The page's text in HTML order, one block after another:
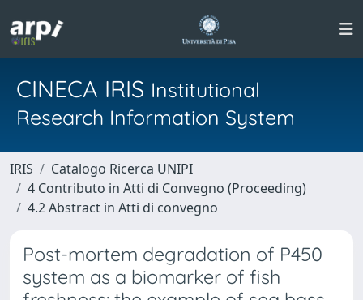
CINECA IRIS Institutional
Research Information System
IRIS
Catalogo Ricerca UNIPI
4 Contributo in Atti di Convegno (Proceeding)
4.2 Abstract in Atti di convegno
Post-mortem degradation of P450
system as a biomarker of fish